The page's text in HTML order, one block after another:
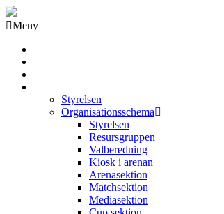
Meny
Styrelsen
Organisationsschema
Styrelsen
Resursgruppen
Valberedning
Kiosk i arenan
Arenasektion
Matchsektion
Mediasektion